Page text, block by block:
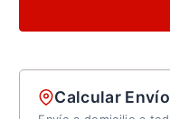
Calcular